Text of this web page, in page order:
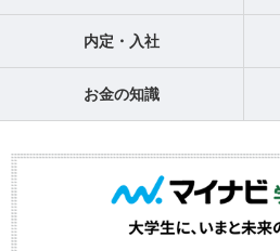
内定・入社
お金の知識